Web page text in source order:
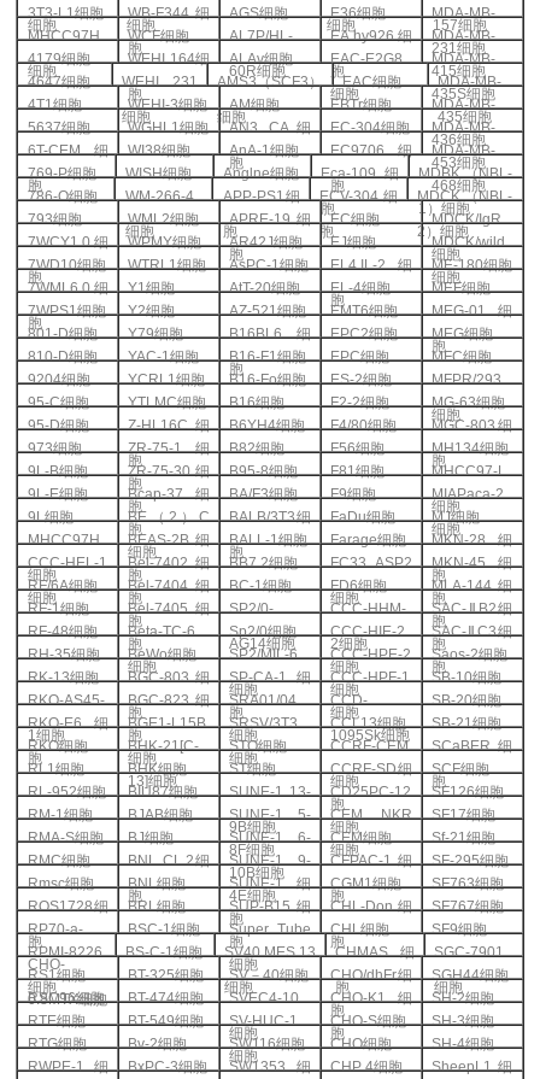
细胞 细胞 细胞 157细胞
3T3-L1细胞 WB-F344细
胞
AGS细胞 E36细胞 MDA-MB-
231 细胞
MHCC97H
细胞
WCF细胞 AL7P/HL-
60R细胞
EA.hy926细
胞
MDA-MB-
415细胞
4179细胞 WEHI 164细
胞
ALAv细胞 EAC-E2G8
细胞
MDA-MB-
435S细胞
4647细胞 WEHI 231
细胞
AMS3（SCF3）
细胞
EAC细胞 MDA-MB-
435细胞
4T1细胞 WEHI-3细胞 AM细胞 EBTr细胞 MDA-MB-
436细胞
5637细胞 WGHL1细胞 AN3 CA细
胞
EC-304细胞 MDA-MB-
453细胞
6T-CEM细
胞
WI38细胞 AnA-1细胞 EC9706细
胞
MDA-MB-
468细胞
769-P细胞 WISH细胞 Anglne细胞 Eca-109细
胞
MDBK（NBL-
1 ）细胞
786-O细胞 WM-266-4
细胞
APP-PS1细
胞
ECV-304细
胞
MDCK（NBL-
2 ）细胞
793细胞 WML2细胞 APRE-19细
胞
EC细胞 MDCK/IgR
细胞
7WCY1.0细
胞
WPMY细胞 AR42J细胞 EJ细胞 MDCK/wild
细胞
7WD10细胞 WTRL1细胞 AsPC-1细胞 EL4.IL-2细
胞
ME-180细胞
7WML6.0细
胞
Y1细胞 AtT-20细胞 EL-4细胞 MEF细胞
7WPS1细胞 Y2细胞 AZ-521细胞 EMT6细胞 MEG-01细
胞
801-D细胞 Y79细胞 B16BL6细
胞
EPC2细胞 MEG细胞
810-D细胞 YAC-1细胞 B16-F1细胞 EPC细胞 MFC细胞
9204细胞 YCRL1细胞 B16-Fo细胞 ES-2细胞 MFPR/293
细胞
95-C细胞 YTLMC细胞 B16细胞 F2-2细胞 MG-63细胞
95-D细胞 Z-HL16C细
胞
B6YH4细胞 F4/80细胞 MGC-803细
胞
973细胞 ZR-75-1细
胞
B82细胞 F56细胞 MH134细胞
9L-B细胞 ZR-75-30细
胞
B95-8细胞 F81细胞 MHCC97-L
细胞
9L-E细胞 Bcap-37细
胞
BA/F3细胞 F9细胞 MIAPaca-2
细胞
9L细胞 BE（2）C
细胞
BALB/3T3细
胞
FaDu细胞 MJ细胞
MHCC97H
细胞
BEAS-2B细
胞
BALL-1细胞 Farage细胞 MKN-28细
胞
CCC-HEL-1
细胞
Bel-7402细
胞
BB7.2细胞 FC33 ASP2
细胞
MKN-45细
胞
RF/6A细胞 Bel-7404细
胞
BC-1细胞 FD6细胞 MLA-144细
胞
RF-1细胞 Bel-7405细
胞
SP2/0-
AG14细胞
CCC-HHM-
2细胞
SAC-ⅡB2细
胞
RF-48细胞 Beta-TC-6
细胞
Sp2/0细胞 CCC-HIE-2
细胞
SAC-ⅡC3细
胞
RH-35细胞 BeWo细胞 SP2/MIL-6
细胞
CCC-HPE-2
细胞
Saos-2细胞
RK-13细胞 BGC-803细
胞
SP-CA-1细
胞
CCC-HPF-1
细胞
SB-10细胞
RKO-AS45-
1 细胞
BGC-823细
胞
SRA01/04
细胞
CCD-
1095Sk细胞
SB-20细胞
RKO-E6细
胞
BGE1-L15B
细胞
SRSV/3T3
细胞
CCL13细胞 SB-21细胞
RKO细胞 BHK-21[C-
13]细胞
STO细胞 CCRF-CEM
细胞
SCaBER细
胞
RL1细胞 BHK细胞 ST细胞 CCRF-SD细
胞
SCF细胞
RL-952细胞 BIU87细胞 SUNE-1 13-
9B细胞
CD25PC-12
细胞
SF126细胞
RM-1细胞 BJAB细胞 SUNE-1 5-
8F细胞
CEM NKR
细胞
SF17细胞
RMA-S细胞 BJ细胞 SUNE-1 6-
10B细胞
CEM细胞 Sf-21细胞
RMC细胞 BNL CL.2细
胞
SUNE-1 9-
4E细胞
CFPAC-1细
胞
SF-295细胞
Rmsc细胞 BNL细胞 SUNE-1细
胞
CGM1细胞 SF763细胞
ROS1728细
胞
BRL细胞 SUP-B15细
胞
CHL-Don细
胞
SF767细胞
RP70-a-
CHO-
0.8MTX细胞
BSC-1细胞 Super Tube
细胞
CHL细胞 SF9细胞
RPMI-8226
细胞
BS-C-1细胞 SV40 MES 13
细胞
CHMAS细
胞
SGC-7901
细胞
RS1细胞 BT-325细胞 SV－40细胞 CHO/dhFr细
胞
SGH44细胞
RSC96细胞 BT-474细胞 SVEC4-10
细胞
CHO-K1细
胞
SH-2细胞
RTE细胞 BT-549细胞 SV-HUC-1
细胞
CHO-S细胞 SH-3细胞
RTG细胞 Bv-2细胞 SW116细胞 CHO细胞 SH-4细胞
RWPE-1细 BxPC-3细胞 SW1353细 CHP 4细胞 SheepL1细